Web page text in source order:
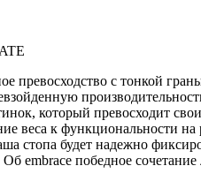
превосходство с тонкой
который превосходит
веса к функциональности
стопа будет надежно
embrace победное